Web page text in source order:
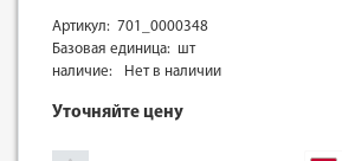
Артикул: 701_0000348
Базовая единица: шт
наличие:
Нет в наличии
Уточняйте цену